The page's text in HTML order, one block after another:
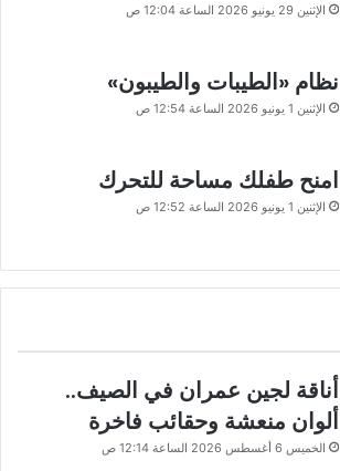
الإثنين 29 يونيو 2026 الساعة 12:04 ص
نظام «الطيبات والطيبون»
الإثنين 1 يونيو 2026 الساعة 12:54 ص
امنح طفلك مساحة للتحرك
الإثنين 1 يونيو 2026 الساعة 12:52 ص
أناقة لجين عمران في الصيف..
ألوان منعشة وحقائب فاخرة
الخميس 6 أغسطس 2026 الساعة 12:14 ص